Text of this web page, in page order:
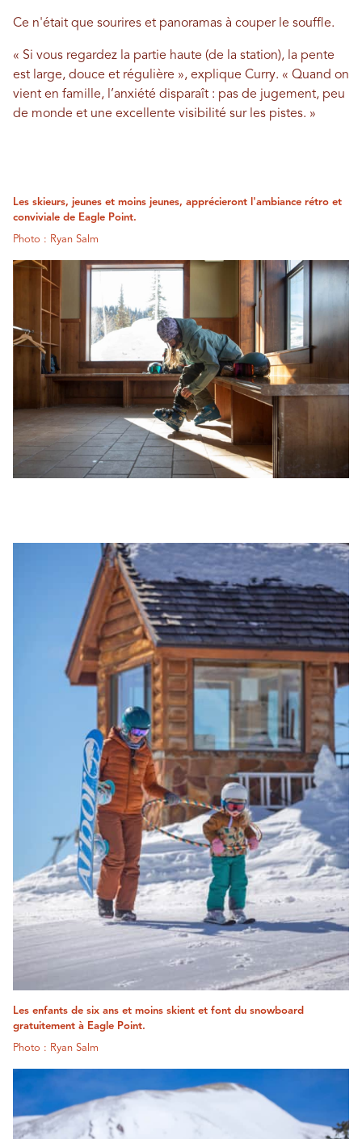
Ce n'était que sourires et panoramas à couper le souffle.
« Si vous regardez la partie haute (de la station), la pente
est large, douce et régulière », explique Curry. « Quand on
vient en famille, l’anxiété disparaît : pas de jugement, peu
de monde et une excellente visibilité sur les pistes. »
Les skieurs, jeunes et moins jeunes, apprécieront l'ambiance rétro et
conviviale de Eagle Point.
Photo : Ryan Salm
Les enfants de six ans et moins skient et font du snowboard
gratuitement à Eagle Point.
Photo : Ryan Salm